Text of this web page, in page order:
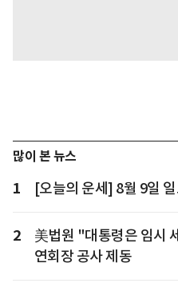
많이 본 뉴스
1 [오늘의 운세] 8월 9일
2
美법원 "대통령은 임시
연회장 공사 제동